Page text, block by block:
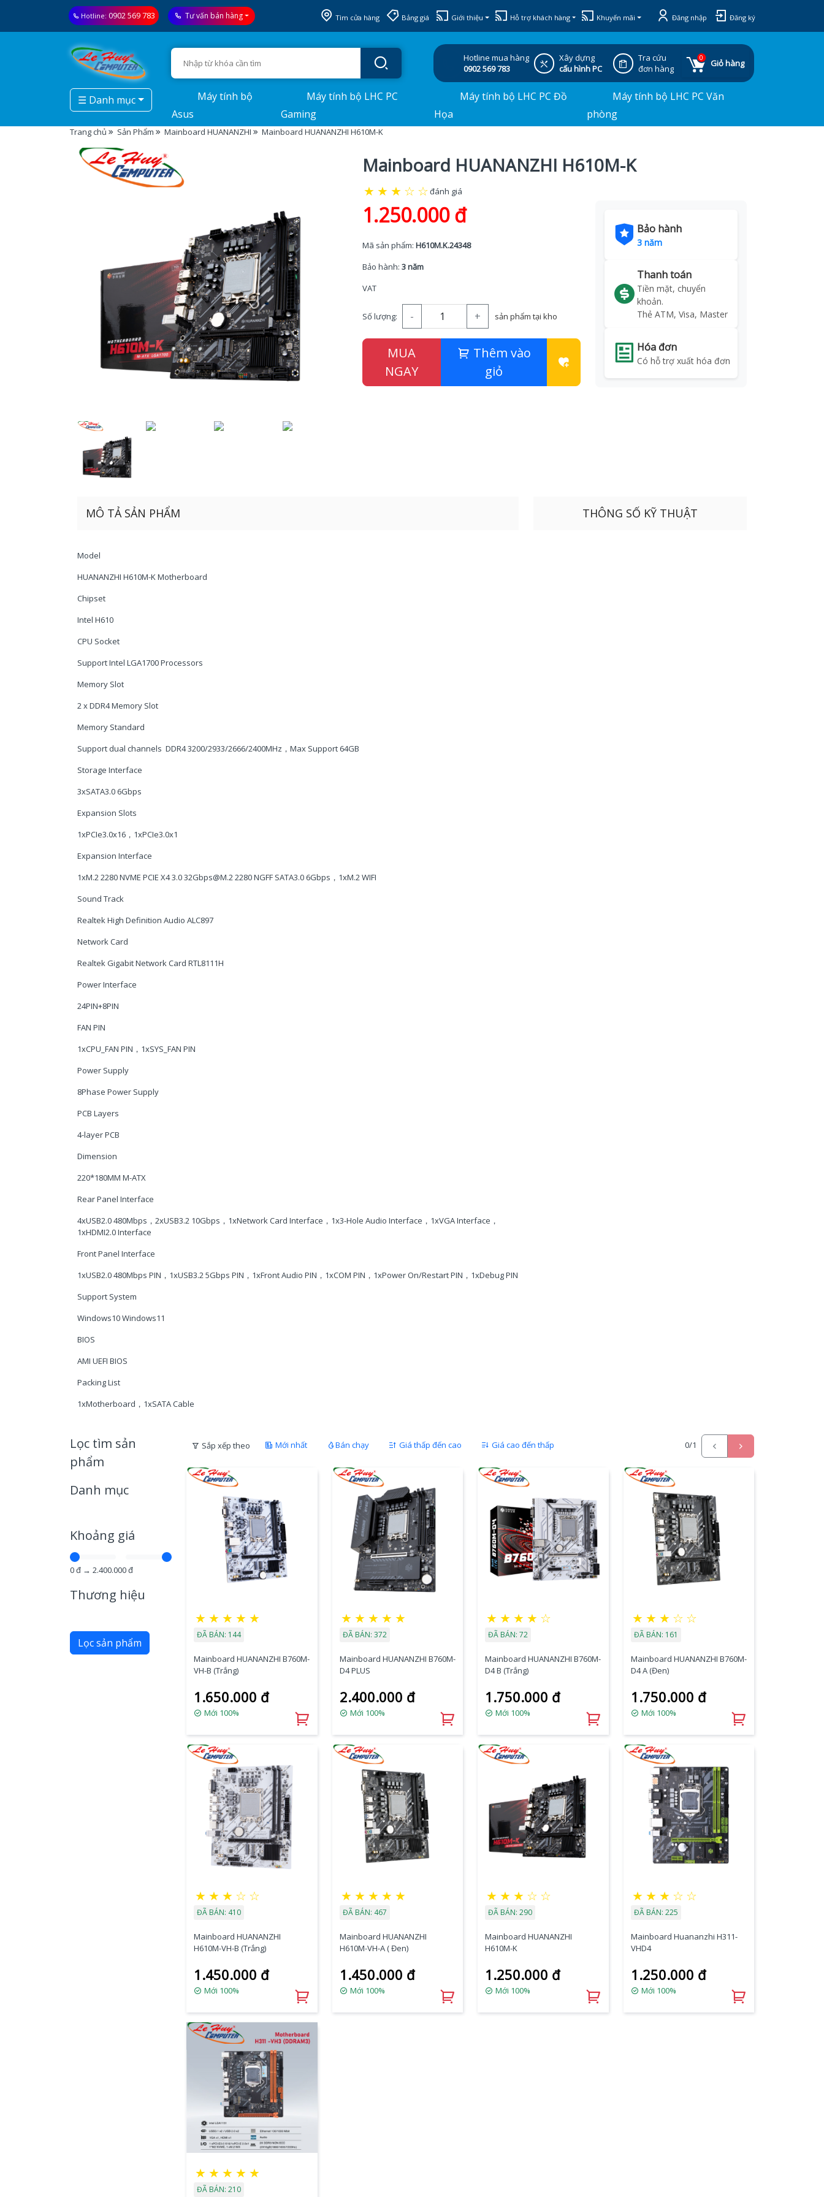
Hotline: 0902 569 783 Tư vấn bán hàng Tìm cửa hàng Bảng giá Giới thiệu Hỗ trợ khách hàng Khuyến mãi Đăng nhập Đăng ký
Hotline mua hàng
0902 569 783
Xây dựng
cấu hình PC
Tra cứu
đơn hàng
0
Giỏ hàng
☰ Danh mục
Máy tính bộ
Asus
Máy tính bộ LHC PC
Gaming
Máy tính bộ LHC PC Đồ
Họa
Máy tính bộ LHC PC Văn
phòng
Trang chủ Sản Phẩm Mainboard HUANANZHI Mainboard HUANANZHI H610M-K
Mainboard HUANANZHI H610M-K
★ ★ ★ ☆ ☆đánh giá
1.250.000 đ
Mã sản phẩm: H610M.K.24348
Bảo hành: 3 năm
VAT
Số lượng: - + sản phẩm tại kho
MUA
NGAY
Thêm vào
giỏ
Bảo hành
3 năm
Thanh toán
Tiền mặt, chuyển
khoản.
Thẻ ATM, Visa, Master
Hóa đơn
Có hỗ trợ xuất hóa đơn
MÔ TẢ SẢN PHẨM
Model
HUANANZHI H610M-K Motherboard
Chipset
Intel H610
CPU Socket
Support Intel LGA1700 Processors
Memory Slot
2 x DDR4 Memory Slot
Memory Standard
Support dual channels DDR4 3200/2933/2666/2400MHz，Max Support 64GB
Storage Interface
3xSATA3.0 6Gbps
Expansion Slots
1xPCIe3.0x16，1xPCIe3.0x1
Expansion Interface
1xM.2 2280 NVME PCIE X4 3.0 32Gbps@M.2 2280 NGFF SATA3.0 6Gbps，1xM.2 WIFI
Sound Track
Realtek High Definition Audio ALC897
Network Card
Realtek Gigabit Network Card RTL8111H
Power Interface
24PIN+8PIN
FAN PIN
1xCPU_FAN PIN，1xSYS_FAN PIN
Power Supply
8Phase Power Supply
PCB Layers
4-layer PCB
Dimension
220*180MM M-ATX
Rear Panel Interface
4xUSB2.0 480Mbps，2xUSB3.2 10Gbps，1xNetwork Card Interface，1x3-Hole Audio Interface，1xVGA Interface，
1xHDMI2.0 Interface
Front Panel Interface
1xUSB2.0 480Mbps PIN，1xUSB3.2 5Gbps PIN，1xFront Audio PIN，1xCOM PIN，1xPower On/Restart PIN，1xDebug PIN
Support System
Windows10 Windows11
BIOS
AMI UEFI BIOS
Packing List
1xMotherboard，1xSATA Cable
THÔNG SỐ KỸ THUẬT
Lọc tìm sản
phẩm
Danh mục
Khoảng giá
0đ → 2.400.000đ
Thương hiệu
Lọc sản phẩm
Sắp xếp theo Mới nhất Bán chạy Giá thấp đến cao Giá cao đến thấp 0/1
★ ★ ★ ★ ★
ĐÃ BÁN: 144
Mainboard HUANANZHI B760M-
VH-B (Trắng)
1.650.000 đ
Mới 100%
★ ★ ★ ★ ★
ĐÃ BÁN: 372
Mainboard HUANANZHI B760M-
D4 PLUS
2.400.000 đ
Mới 100%
★ ★ ★ ★ ☆
ĐÃ BÁN: 72
Mainboard HUANANZHI B760M-
D4 B (Trắng)
1.750.000 đ
Mới 100%
★ ★ ★ ☆ ☆
ĐÃ BÁN: 161
Mainboard HUANANZHI B760M-
D4 A (Đen)
1.750.000 đ
Mới 100%
★ ★ ★ ☆ ☆
ĐÃ BÁN: 410
Mainboard HUANANZHI
H610M-VH-B (Trắng)
1.450.000 đ
Mới 100%
★ ★ ★ ★ ★
ĐÃ BÁN: 467
Mainboard HUANANZHI
H610M-VH-A ( Đen)
1.450.000 đ
Mới 100%
★ ★ ★ ☆ ☆
ĐÃ BÁN: 290
Mainboard HUANANZHI
H610M-K
1.250.000 đ
Mới 100%
★ ★ ★ ☆ ☆
ĐÃ BÁN: 225
Mainboard Huananzhi H311-
VHD4
1.250.000 đ
Mới 100%
★ ★ ★ ★ ★
ĐÃ BÁN: 210